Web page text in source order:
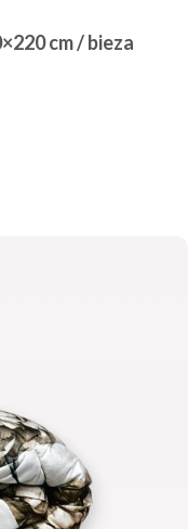
cm / bieza